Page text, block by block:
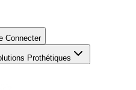
Connecter
Prothétiques